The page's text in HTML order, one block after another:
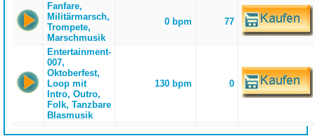
Fanfare,
Militärmarsch,
Trompete,
Marschmusik
0 bpm 77
Entertainment-
007,
Oktoberfest,
Loop mit
Intro, Outro,
Folk, Tanzbare
Blasmusik
130 bpm 0